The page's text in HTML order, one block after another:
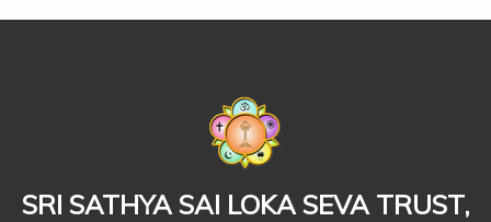
SRI SATHYA SAI LOKA SEVA TRUST,